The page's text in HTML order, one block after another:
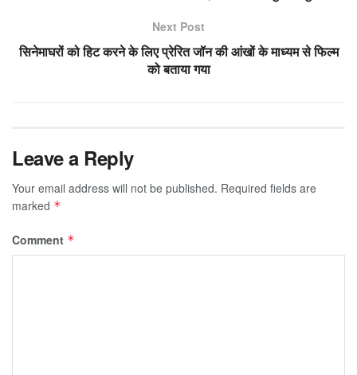
Next Post
सिनेमाघरों को हिट करने के लिए प्रेरित जॉन की आंखों के माध्यम से फिल्म
को बताया गया
Leave a Reply
Your email address will not be published. Required fields are
marked *
Comment *